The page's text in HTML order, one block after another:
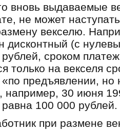
вновь выдаваемые
не может
векселю.
дисконтный (с
сроком
только на векселя
предъявлении,
например, 30 июня
100 000 рублей.
при размене